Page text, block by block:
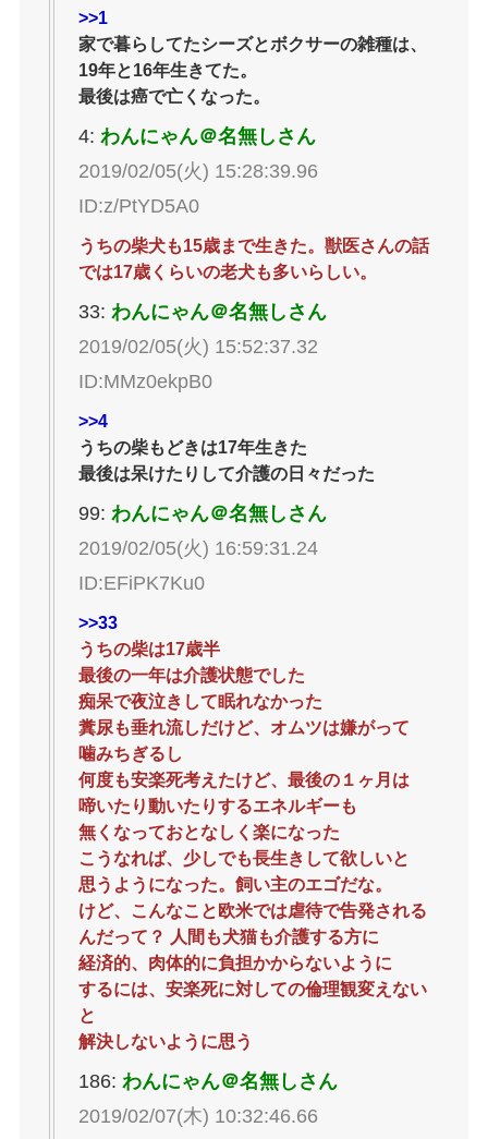
>>1
家で暮らしてたシーズとボクサーの雑種は、
19年と16年生きてた。
最後は癌で亡くなった。
4: わんにゃん＠名無しさん
2019/02/05(火) 15:28:39.96
ID:z/PtYD5A0
うちの柴犬も15歳まで生きた。獣医さんの話
では17歳くらいの老犬も多いらしい。
33: わんにゃん＠名無しさん
2019/02/05(火) 15:52:37.32
ID:MMz0ekpB0
>>4
うちの柴もどきは17年生きた
最後は呆けたりして介護の日々だった
99: わんにゃん＠名無しさん
2019/02/05(火) 16:59:31.24
ID:EFiPK7Ku0
>>33
うちの柴は17歳半
最後の一年は介護状態でした
痴呆で夜泣きして眠れなかった
糞尿も垂れ流しだけど、オムツは嫌がって
噛みちぎるし
何度も安楽死考えたけど、最後の１ヶ月は
啼いたり動いたりするエネルギーも
無くなっておとなしく楽になった
こうなれば、少しでも長生きして欲しいと
思うようになった。飼い主のエゴだな。
けど、こんなこと欧米では虐待で告発される
んだって？ 人間も犬猫も介護する方に
経済的、肉体的に負担かからないように
するには、安楽死に対しての倫理観変えない
と
解決しないように思う
186: わんにゃん＠名無しさん
2019/02/07(木) 10:32:46.66